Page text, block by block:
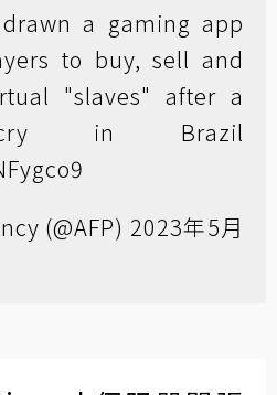
a gaming app
to buy, sell and
"slaves" after a
in Brazil
(@AFP) 2023年5月